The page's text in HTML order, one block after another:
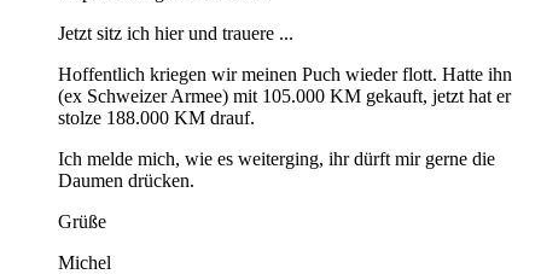
Jetzt sitz ich hier und trauere ...
Hoffentlich kriegen wir meinen Puch wieder flott. Hatte ihn
(ex Schweizer Armee) mit 105.000 KM gekauft, jetzt hat er
stolze 188.000 KM drauf.
Ich melde mich, wie es weiterging, ihr dürft mir gerne die
Daumen drücken.
Grüße
Michel